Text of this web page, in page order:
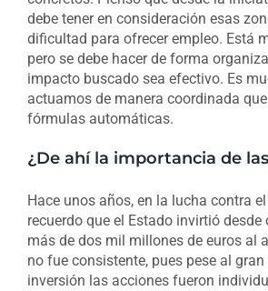
debe tener en consideración esas
dificultad para ofrecer empleo. Está
pero se debe hacer de forma
impacto buscado sea efectivo. Es
actuamos de manera coordinada
fórmulas automáticas.
¿De ahí la importancia de
Hace unos años, en la lucha contra
recuerdo que el Estado invirtió
más de dos mil millones de euros al
no fue consistente, pues pese al
inversión las acciones fueron